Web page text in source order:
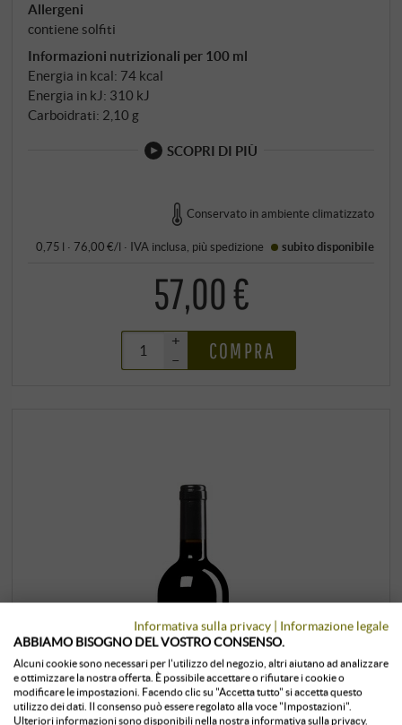
Allergeni
contiene solfiti
Informazioni nutrizionali per 100 ml
Energia in kcal: 74 kcal
Energia in kJ: 310 kJ
Carboidrati: 2,10 g
SCOPRI DI PIÙ
Conservato in ambiente climatizzato
0,75 l · 76,00 €/l · IVA inclusa , piùspedizione subito disponibile
57,00 €
+
–
COMPRA
Informativa sulla privacy | Informazione legale
ABBIAMO BISOGNO DEL VOSTRO CONSENSO.
Alcuni cookie sono necessari per l'utilizzo del negozio, altri aiutano ad analizzare
e ottimizzare la nostra offerta. È possibile accettare o rifiutare i cookie o
modificare le impostazioni. Facendo clic su "Accetta tutto" si accetta questo
utilizzo dei dati. Il consenso può essere regolato alla voce "Impostazioni".
Ulteriori informazioni sono disponibili nella nostra informativa sulla privacy.